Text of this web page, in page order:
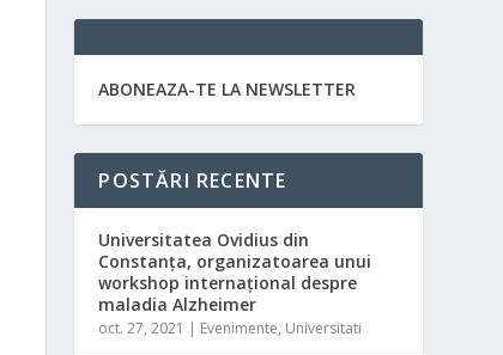
ABONEAZA-TE LA NEWSLETTER
POSTĂRI RECENTE
Universitatea Ovidius din
Constanța, organizatoarea unui
workshop internațional despre
maladia Alzheimer
oct. 27, 2021 | Evenimente, Universitati